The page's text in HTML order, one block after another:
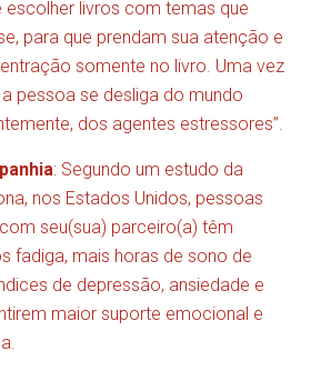
escolher livros com temas que
para que prendam sua atenção e
somente no livro. Uma vez
pessoa se desliga do mundo
dos agentes estressores”.
: Segundo um estudo da
nos Estados Unidos, pessoas
seu(sua) parceiro(a) têm
fadiga, mais horas de sono de
de depressão, ansiedade e
maior suporte emocional e